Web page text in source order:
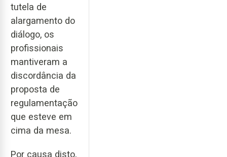
tutela de
alargamento do
diálogo, os
profissionais
mantiveram a
discordância da
proposta de
regulamentação
que esteve em
cima da mesa.
Por causa disto,